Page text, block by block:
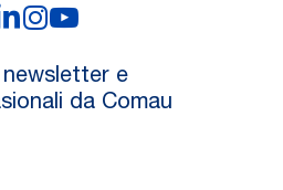
LinkedIn
Instagram
e
da Comau